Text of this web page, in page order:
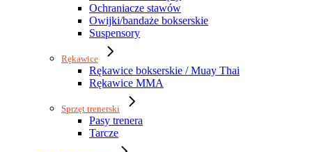
Ochraniacze stawów
Owijki/bandaże bokserskie
Suspensory
Rękawice
Rękawice bokserskie / Muay Thai
Rękawice MMA
Sprzęt trenerski
Pasy trenera
Tarcze